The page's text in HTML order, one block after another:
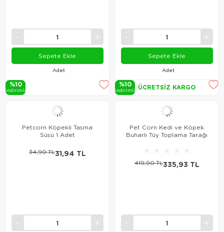
Adet
Sepete Ekle
%10
i̇ndi̇ri̇mli̇
Adet
Sepete Ekle
%10
i̇ndi̇ri̇mli̇ ÜCRETSIZ KARGO
Petcorn Köpekli Tasma
Süsü 1 Adet
31,94 TL
34,90 TL
Pet Corn Kedi ve Köpek
Buharlı Tüy Toplama Tarağı
335,93 TL
419,90 TL